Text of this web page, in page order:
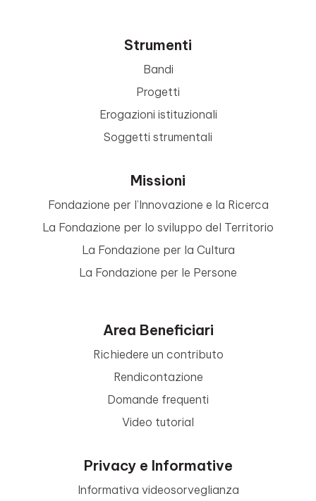
Strumenti
Bandi
Progetti
Erogazioni istituzionali
Soggetti strumentali
Missioni
Fondazione per l’Innovazione e la Ricerca
La Fondazione per lo sviluppo del Territorio
La Fondazione per la Cultura
La Fondazione per le Persone
Area Beneficiari
Richiedere un contributo
Rendicontazione
Domande frequenti
Video tutorial
Privacy e Informative
Informativa videosorveglianza